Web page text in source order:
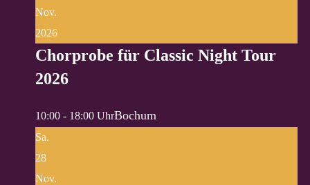
Nov.
2026
Chorprobe für Classic Night Tour
2026
10:00 - 18:00 UhrBochum
Sa.
28
Nov.